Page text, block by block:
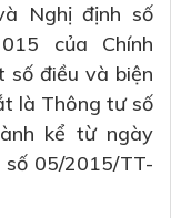
Nghị định số
của Chính
số điều và biện
là Thông tư số
kể từ ngày
05/2015/TT-